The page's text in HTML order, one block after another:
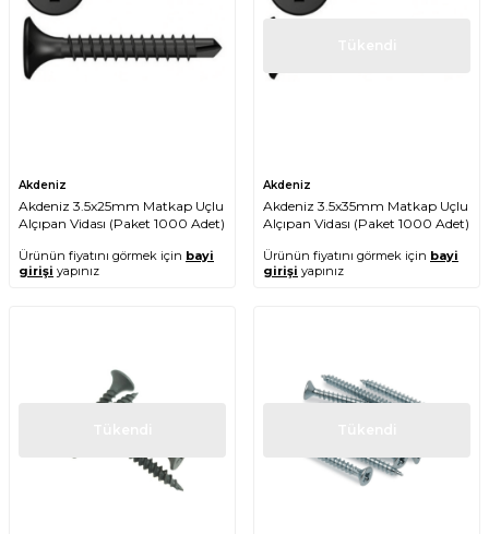
Akdeniz
Akdeniz 3.5x25mm Matkap Uçlu
Alçıpan Vidası (Paket 1000 Adet)
Ürünün fiyatını görmek için bayi
girişi yapınız
Akdeniz
Akdeniz 3.5x35mm Matkap Uçlu
Alçıpan Vidası (Paket 1000 Adet)
Ürünün fiyatını görmek için bayi
girişi yapınız